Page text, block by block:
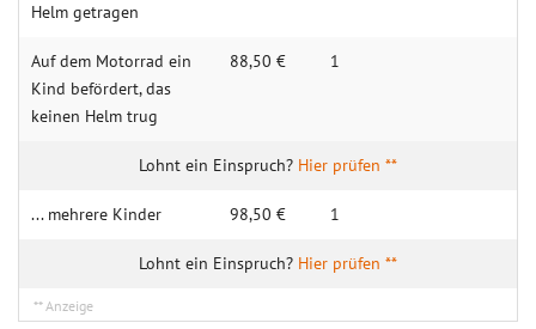
Helm getragen
Auf dem Motorrad ein
Kind befördert, das
keinen Helm trug
88,50 € 1
Hier prüfen **
... mehrere Kinder 98,50 € 1
Hier prüfen **